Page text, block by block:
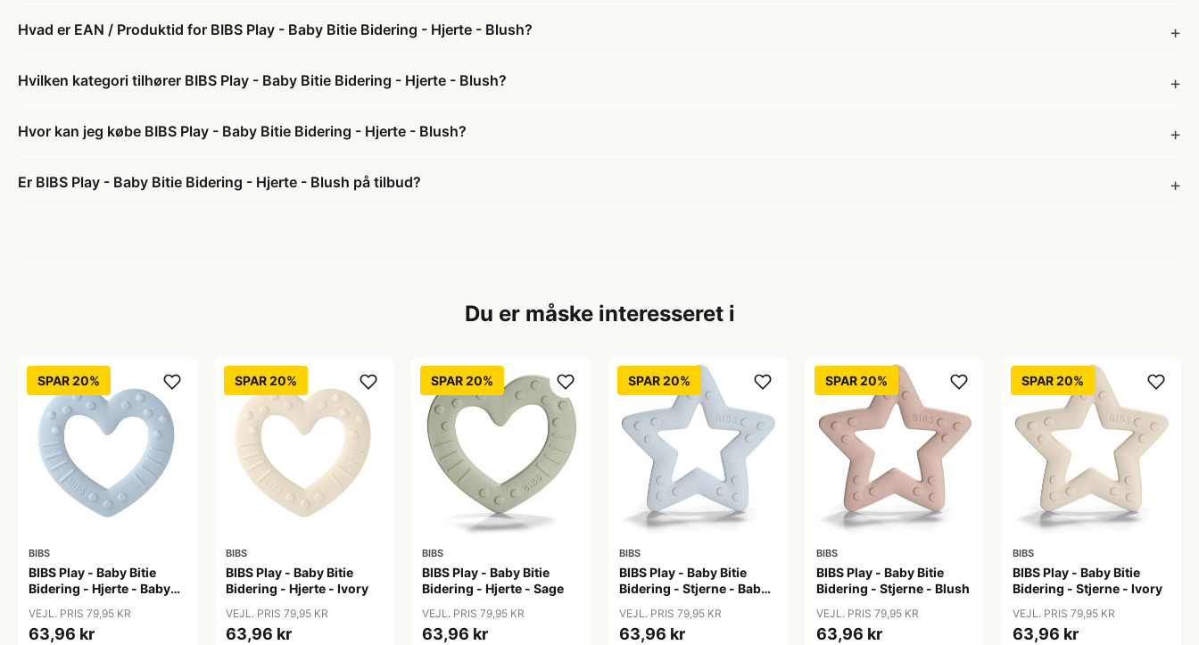
Hvad er EAN / Produktid for BIBS Play - Baby Bitie Bidering - Hjerte - Blush?
Hvilken kategori tilhører BIBS Play - Baby Bitie Bidering - Hjerte - Blush?
Hvor kan jeg købe BIBS Play - Baby Bitie Bidering - Hjerte - Blush?
Er BIBS Play - Baby Bitie Bidering - Hjerte - Blush på tilbud?
Du er måske interesseret i
SPAR 20%
BIBS
BIBS Play - Baby Bitie
Bidering - Hjerte - Baby
VEJL. PRIS 79,95 KR
63,96 kr
SPAR 20%
BIBS
BIBS Play - Baby Bitie
Bidering - Hjerte - Ivory
VEJL. PRIS 79,95 KR
63,96 kr
SPAR 20%
BIBS
BIBS Play - Baby Bitie
Bidering - Hjerte - Sage
VEJL. PRIS 79,95 KR
63,96 kr
SPAR 20%
BIBS
BIBS Play - Baby Bitie
Bidering - Stjerne - Baby
VEJL. PRIS 79,95 KR
63,96 kr
SPAR 20%
BIBS
BIBS Play - Baby Bitie
Bidering - Stjerne - Blush
VEJL. PRIS 79,95 KR
63,96 kr
SPAR 20%
BIBS
BIBS Play - Baby Bitie
Bidering - Stjerne - Ivory
VEJL. PRIS 79,95 KR
63,96 kr